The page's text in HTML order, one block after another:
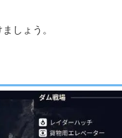
しょう。